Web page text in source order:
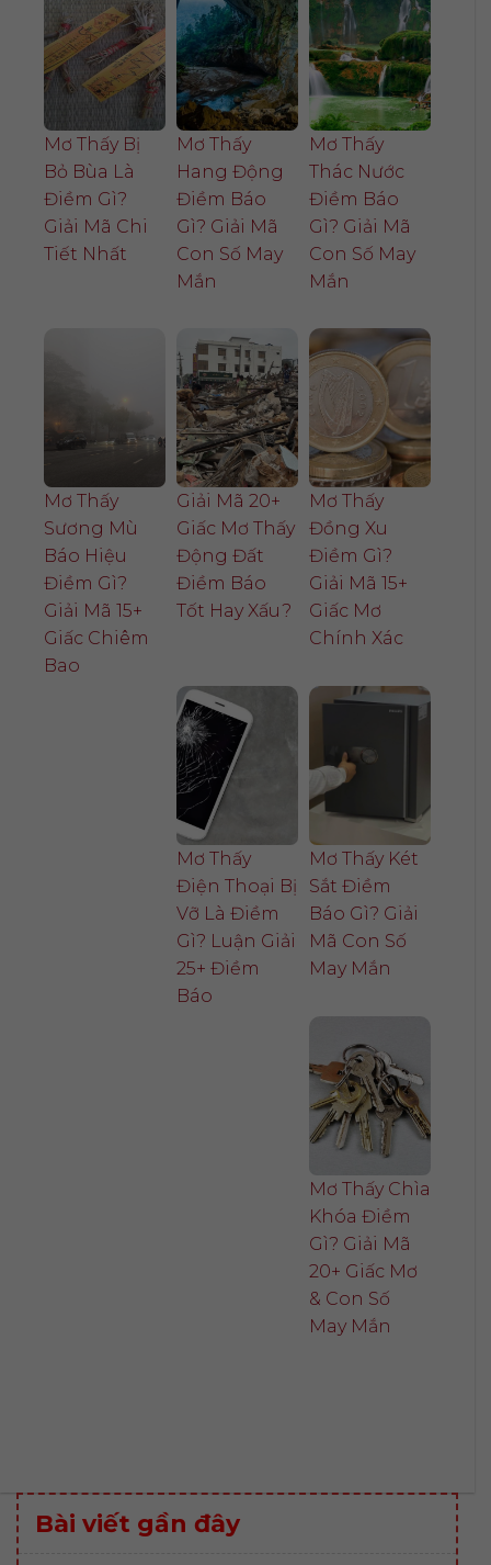
Mơ Thấy Bị
Bỏ Bùa Là
Điềm Gì?
Giải Mã Chi
Tiết Nhất
Mơ Thấy
Hang Động
Điềm Báo
Gì? Giải Mã
Con Số May
Mắn
Mơ Thấy
Thác Nước
Điềm Báo
Gì? Giải Mã
Con Số May
Mắn
Mơ Thấy
Sương Mù
Báo Hiệu
Điềm Gì?
Giải Mã 15+
Giấc Chiêm
Bao
Giải Mã 20+
Giấc Mơ Thấy
Động Đất
Điềm Báo
Tốt Hay Xấu?
Mơ Thấy
Đồng Xu
Điềm Gì?
Giải Mã 15+
Giấc Mơ
Chính Xác
Mơ Thấy
Điện Thoại Bị
Vỡ Là Điềm
Gì? Luận Giải
25+ Điềm
Báo
Mơ Thấy Két
Sắt Điềm
Báo Gì? Giải
Mã Con Số
May Mắn
Mơ Thấy Chìa
Khóa Điềm
Gì? Giải Mã
20+ Giấc Mơ
& Con Số
May Mắn
Bài viết gần đây